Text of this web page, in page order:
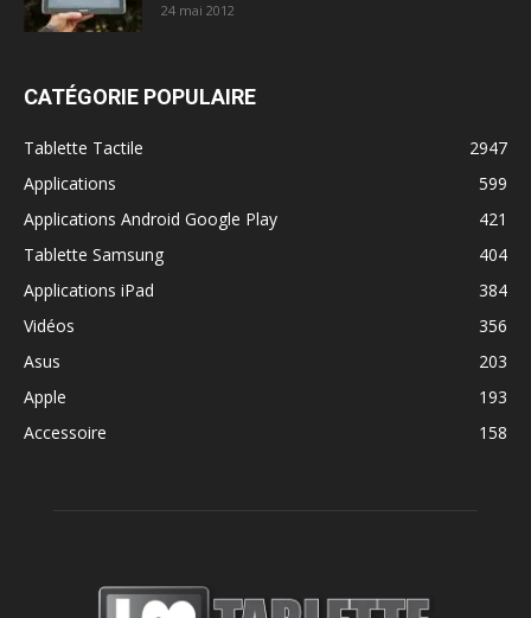
24 mai 2012
CATÉGORIE POPULAIRE
Tablette Tactile
2947
Applications
599
Applications Android Google Play
421
Tablette Samsung
404
Applications iPad
384
Vidéos
356
Asus
203
Apple
193
Accessoire
158